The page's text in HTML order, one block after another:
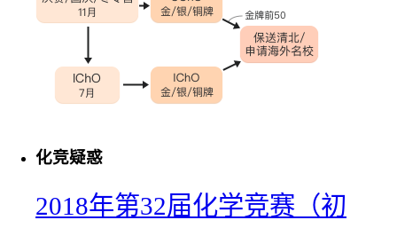
化竞疑惑
2018年第32届化学竞赛（初